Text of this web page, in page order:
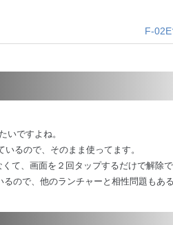
F-02E
いですよね。
るので、そのまま使ってます。
て、画面を２回タップするだけで解除で
ので、他のランチャーと相性問題もあ